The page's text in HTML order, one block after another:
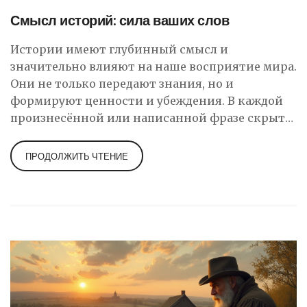
Смысл историй: сила ваших слов
Истории имеют глубинный смысл и
значительно влияют на наше восприятие мира.
Они не только передают знания, но и
формируют ценности и убеждения. В каждой
произнесённой или написанной фразе скрыта
или обучить. Научитесь находить скрытые
смыслы в ваших словах, чтобы эффективно
ПРОДОЛЖИТЬ ЧТЕНИЕ